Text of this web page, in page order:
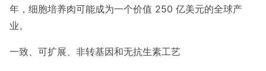
年，细胞培养肉可能成为一个价值 250 亿美元的全球产
业。
一致、可扩展、非转基因和无抗生素工艺